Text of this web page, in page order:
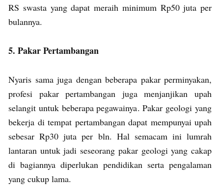
RS swasta yang dapat meraih minimum Rp50 juta per
bulannya.
5. Pakar Pertambangan
Nyaris sama juga dengan beberapa pakar perminyakan,
profesi pakar pertambangan juga menjanjikan upah
selangit untuk beberapa pegawainya. Pakar geologi yang
bekerja di tempat pertambangan dapat mempunyai upah
sebesar Rp30 juta per bln. Hal semacam ini lumrah
lantaran untuk jadi seseorang pakar geologi yang cakap
di bagiannya diperlukan pendidikan serta pengalaman
yang cukup lama.